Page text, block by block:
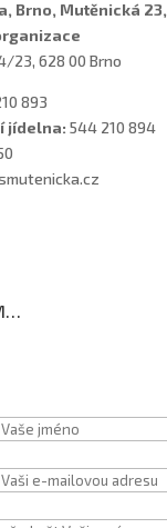
Brno, Mutěnická 23,
23, 628 00 Brno
893
jídelna: 544 210 894